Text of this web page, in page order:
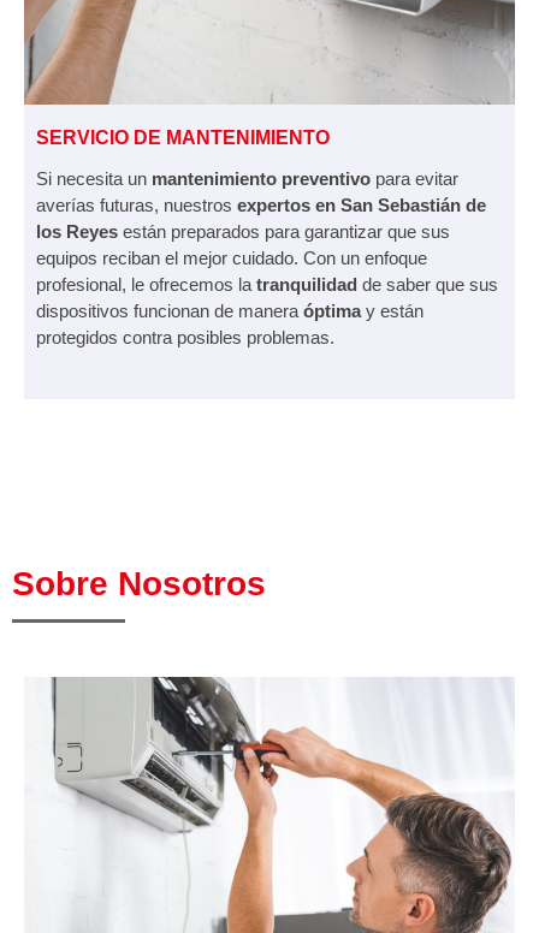
SERVICIO DE MANTENIMIENTO
Si necesita un mantenimiento preventivo para evitar
averías futuras, nuestros expertos en San Sebastián de
los Reyes están preparados para garantizar que sus
equipos reciban el mejor cuidado. Con un enfoque
profesional, le ofrecemos la tranquilidad de saber que sus
dispositivos funcionan de manera óptimay están
protegidos contra posibles problemas.
Sobre Nosotros